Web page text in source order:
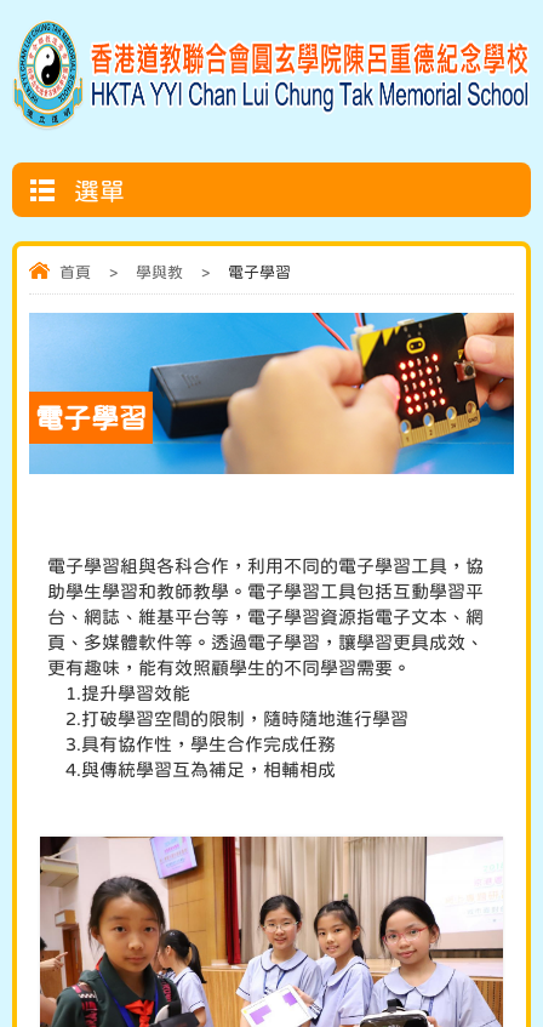
選單
首頁 > 學與教 > 電子學習
電子學習
電子學習組與各科合作，利用不同的電子學習工具，協
助學生學習和教師教學。電子學習工具包括互動學習平
台、網誌、維基平台等，電子學習資源指電子文本、網
頁、多媒體軟件等。透過電子學習，讓學習更具成效、
更有趣味，能有效照顧學生的不同學習需要。
1.提升學習效能
2.打破學習空間的限制，隨時隨地進行學習
3.具有協作性，學生合作完成任務
4.與傳統學習互為補足，相輔相成